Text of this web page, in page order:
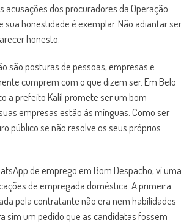
acusações dos procuradores da Operação
sua honestidade é exemplar. Não adiantar ser
honesto.
são posturas de pessoas, empresas e
cumprem com o que dizem ser. Em Belo
a prefeito Kalil promete ser um bom
empresas estão às mínguas. Como ser
público se não resolve os seus próprios
de emprego em Bom Despacho, vi uma
de empregada doméstica. A primeira
pela contratante não era nem habilidades
sim um pedido que as candidatas fossem